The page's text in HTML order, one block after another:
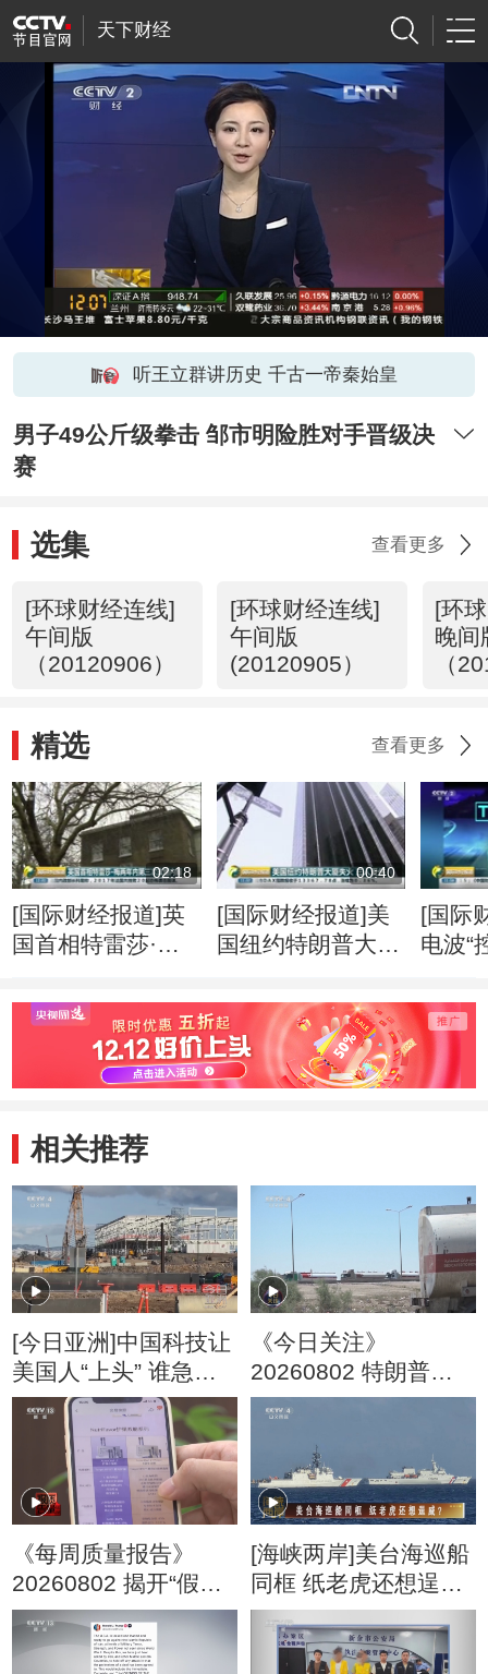
天下财经
听王立群讲历史 千古一帝秦始皇
男子49公斤级拳击 邹市明险胜对手晋级决
赛
选集 查看更多
[环球财经连线]
午间版
（20120906）
[环球财经连线]
午间版
(20120905）
[环
晚间
（
精选 查看更多
02:18
[国际财经报道]英
国首相特雷莎·梅
内阁
00:40
[国际财经报道]美
国纽约特朗普大厦
[国际
电波“
相关推荐
[今日亚洲]中国科技让
美国人“上头” 谁急
了？
《今日关注》
20260802 特朗普叫
停“最大规模”打击 伊
《每周质量报告》
20260802 揭开“假洋
牌”的真面目
[海峡两岸]美台海巡船
同框 纸老虎还想逞
威？